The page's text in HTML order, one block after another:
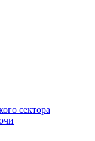
сектора